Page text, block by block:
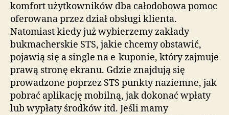
komfort użytkowników dba całodobowa pomoc
oferowana przez dział obsługi klienta.
Natomiast kiedy już wybierzemy zakłady
bukmacherskie STS, jakie chcemy obstawić,
pojawią się a single na e-kuponie, który zajmuje
prawą stronę ekranu. Gdzie znajdują się
prowadzone poprzez STS punkty naziemne, jak
pobrać aplikację mobilną, jak dokonać wpłaty
lub wypłaty środków itd. Jeśli mamy